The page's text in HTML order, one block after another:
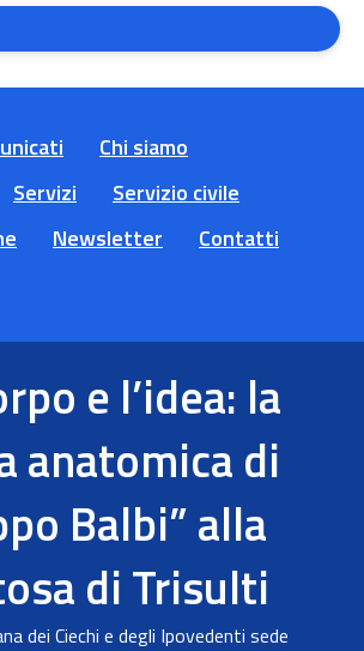
Chi siamo
Servizi
Servizio civile
Newsletter
Contatti
e l’idea: la
anatomica di
Balbi” alla
di Trisulti
dei Ciechi e degli Ipovedenti sede